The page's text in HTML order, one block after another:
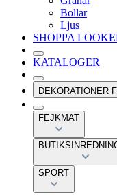
Bollar
Ljus
SHOPPA
KATALOGER
DEKORATIONER
FEJKMAT
SPORT